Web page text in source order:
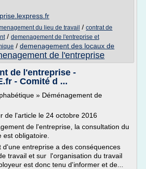
du lieu de travail / contrat de
/ demenagement de l'entreprise et
/ demenagement des locaux de
de l'entreprise
de l'entreprise -
- Comité d ...
» Déménagement de
de l'article le 24 octobre 2016
de l'entreprise, la consultation du
obligatoire.
d'une entreprise a des conséquences
travail et sur l'organisation du travail
est donc tenu d'informer et de...